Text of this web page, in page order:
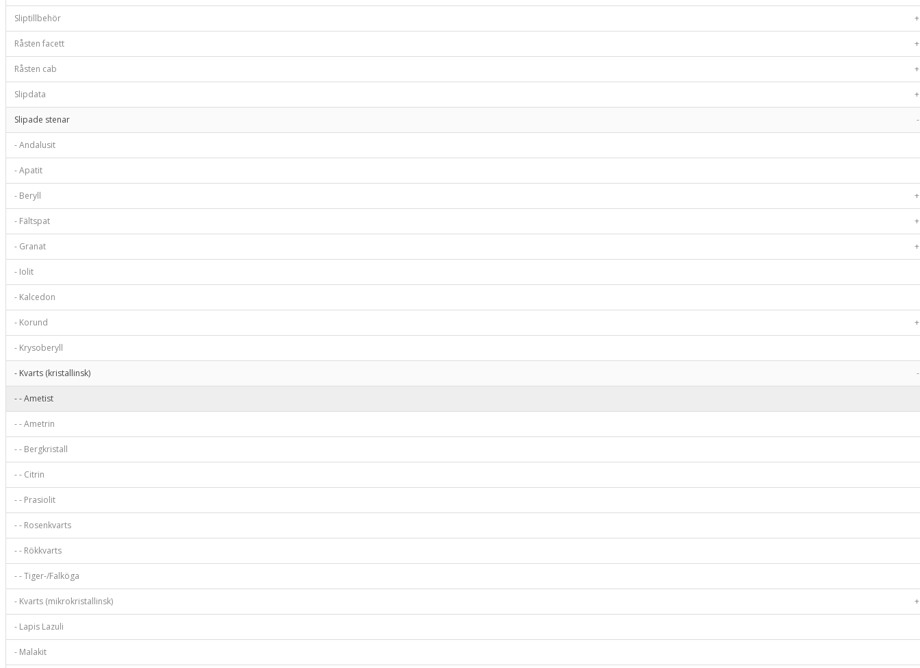
Sliptillbehör +
Råsten facett +
Råsten cab +
Slipdata +
Slipade stenar -
- Andalusit
- Apatit
- Beryll +
- Fältspat +
- Granat +
- Iolit
- Kalcedon
- Korund +
- Krysoberyll
- Kvarts (kristallinsk) -
- - Ametist
- - Ametrin
- - Bergkristall
- - Citrin
- - Prasiolit
- - Rosenkvarts
- - Rökkvarts
- - Tiger-/Falköga
- Kvarts (mikrokristallinsk) +
- Lapis Lazuli
- Malakit